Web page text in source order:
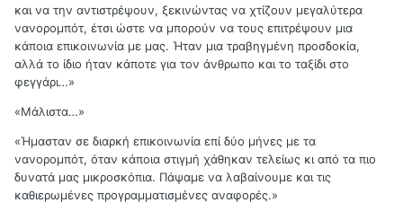
και να την αντιστρέψουν, ξεκινώντας να χτίζουν μεγαλύτερα
νανορομπότ, έτσι ώστε να μπορούν να τους επιτρέψουν μια
κάποια επικοινωνία με μας. Ήταν μια τραβηγμένη προσδοκία,
αλλά το ίδιο ήταν κάποτε για τον άνθρωπο και το ταξίδι στο
φεγγάρι…»
«Μάλιστα…»
«Ήμασταν σε διαρκή επικοινωνία επί δύο μήνες με τα
νανορομπότ, όταν κάποια στιγμή χάθηκαν τελείως κι από τα πιο
δυνατά μας μικροσκόπια. Πάψαμε να λαβαίνουμε και τις
καθιερωμένες προγραμματισμένες αναφορές.»